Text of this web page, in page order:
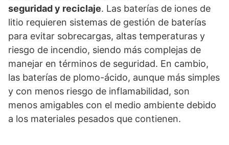
seguridad y reciclaje. Las baterías de iones de
litio requieren sistemas de gestión de baterías
para evitar sobrecargas, altas temperaturas y
riesgo de incendio, siendo más complejas de
manejar en términos de seguridad. En cambio,
las baterías de plomo-ácido, aunque más simples
y con menos riesgo de inflamabilidad, son
menos amigables con el medio ambiente debido
a los materiales pesados que contienen.